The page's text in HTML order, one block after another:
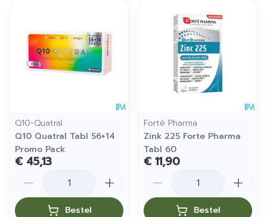
Q10-Quatral
Q10 Quatral Tabl 56+14
Promo Pack
€ 45,13
Bestel
Forté Pharma
Zink 225 Forte Pharma
Tabl 60
€ 11,90
Bestel